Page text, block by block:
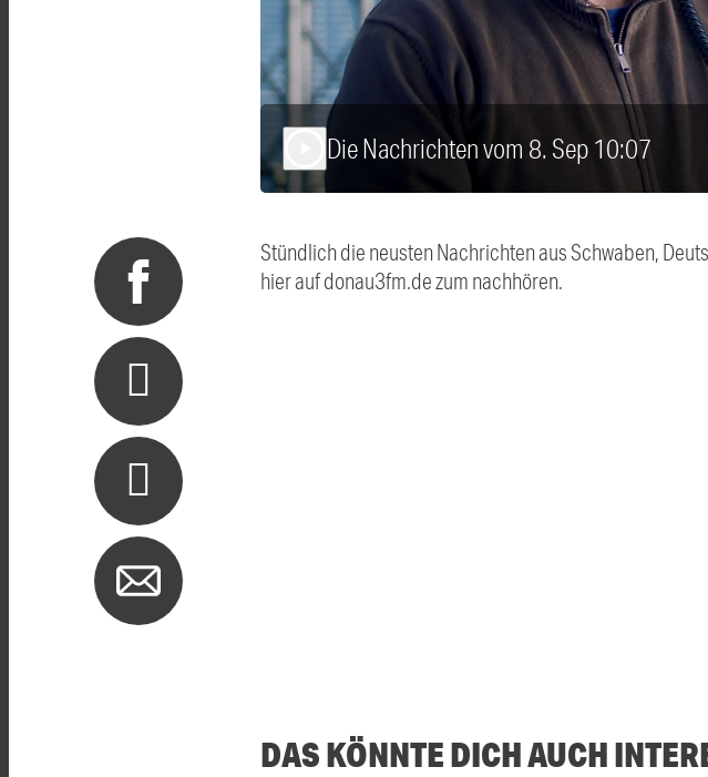
Die Nachrichten vom 8. Sep 10:07
Stündlich die neusten Nachrichten aus Schwaben,
hier auf donau3fm.de zum nachhören.
DAS KÖNNTE DICH AUCH